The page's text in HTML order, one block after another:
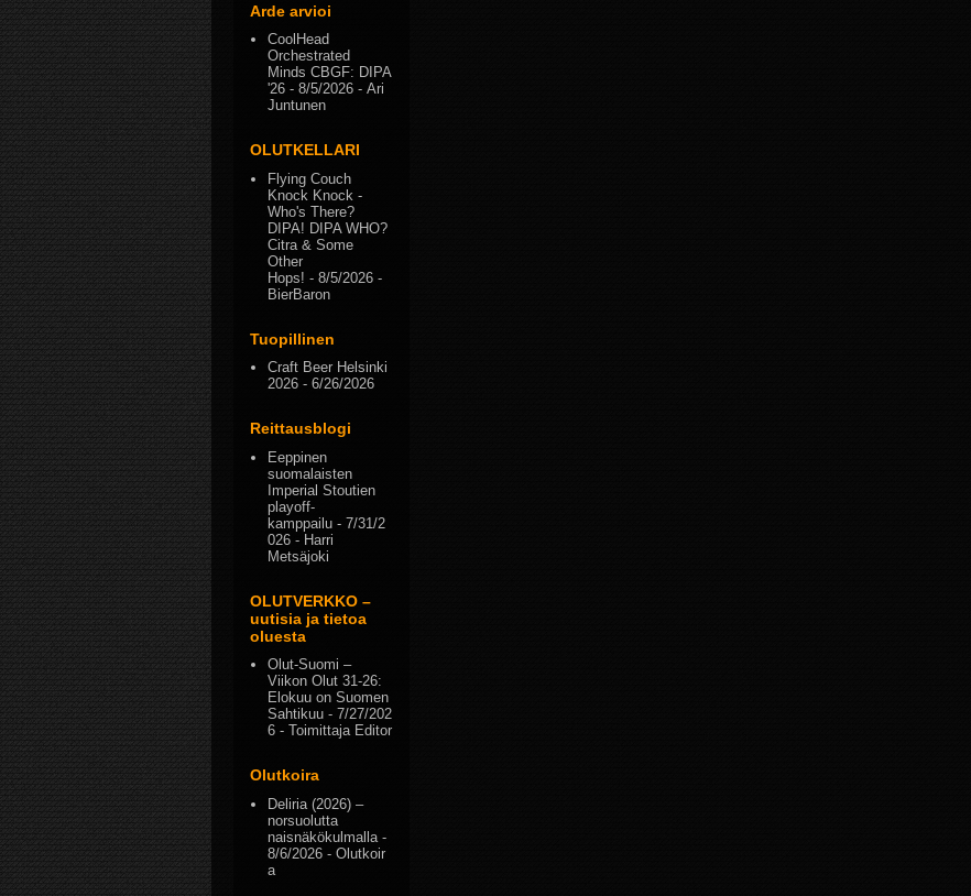
Arde arvioi
CoolHead
Orchestrated
Minds CBGF: DIPA
'26 - 8/5/2026 - Ari
Juntunen
OLUTKELLARI
Flying Couch
Knock Knock -
Who's There?
DIPA! DIPA WHO?
Citra & Some
Other
Hops! - 8/5/2026 -
BierBaron
Tuopillinen
Craft Beer Helsinki
2026 - 6/26/2026
Reittausblogi
Eeppinen
suomalaisten
Imperial Stoutien
playoff-
kamppailu - 7/31/2
026 - Harri
Metsäjoki
OLUTVERKKO –
uutisia ja tietoa
oluesta
Olut-Suomi –
Viikon Olut 31-26:
Elokuu on Suomen
Sahtikuu - 7/27/202
6 - Toimittaja Editor
Olutkoira
Deliria (2026) –
norsuolutta
naisnäkökulmalla -
8/6/2026 - Olutkoir
a